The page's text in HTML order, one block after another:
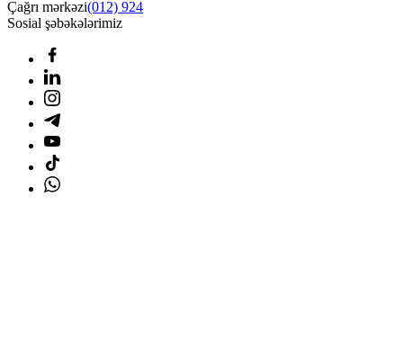
Çağrı mərkəzi(012) 924
Sosial şəbəkələrimiz